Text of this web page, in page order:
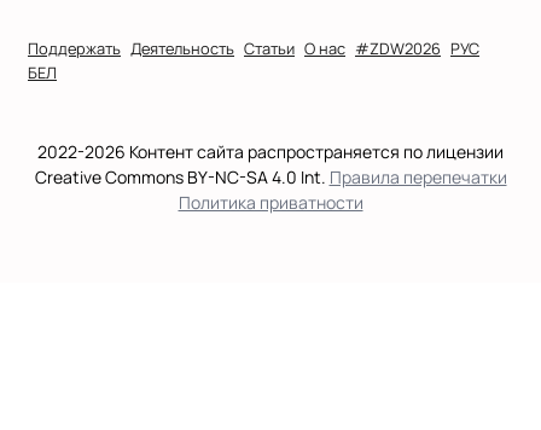
Поддержать Деятельность Статьи О нас #ZDW2026 РУС
БЕЛ
2022-2026 Контент сайта распространяется по лицензии
Creative Commons BY-NC-SA 4.0 Int. Правила перепечатки
Политика приватности